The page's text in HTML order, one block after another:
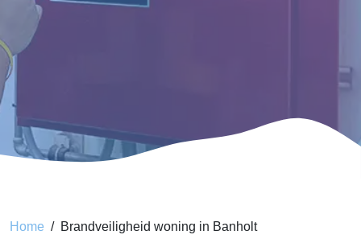
Home Brandveiligheid woning in Banholt